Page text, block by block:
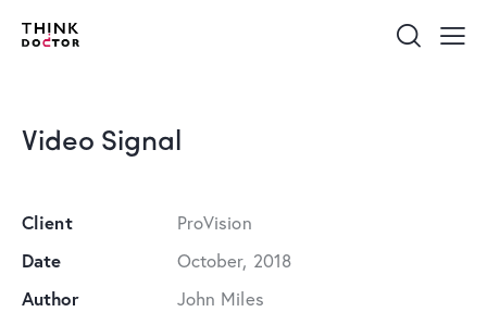
Video Signal
Client
ProVision
Date
October, 2018
Author
John Miles